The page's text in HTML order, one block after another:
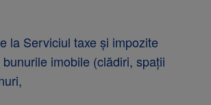
la Serviciul taxe şi impozite
imobile (clădiri, spaţii